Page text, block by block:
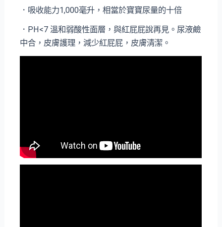
．吸收能力1,000毫升，相當於寶寶尿量的十倍
．PH<7 溫和弱酸性面層，與紅屁屁說再見。尿液鹼
中合，皮膚護理，減少紅屁屁，皮膚清潔。